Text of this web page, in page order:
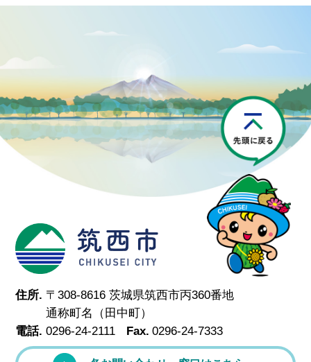
筑西市
住所. 〒308-8616 茨城県筑西市丙360番地
通称町名（田中町）
電話. 0296-24-2111 Fax. 0296-24-7333